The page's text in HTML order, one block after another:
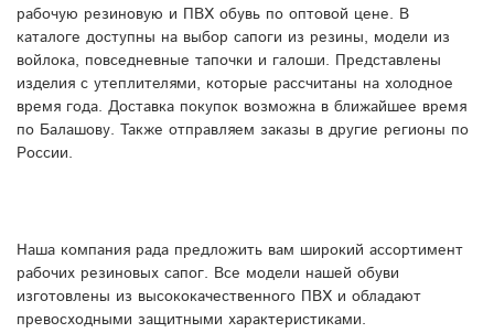
рабочую резиновую и ПВХ обувь по оптовой цене. В
каталоге доступны на выбор сапоги из резины, модели из
войлока, повседневные тапочки и галоши. Представлены
изделия с утеплителями, которые рассчитаны на холодное
время года. Доставка покупок возможна в ближайшее время
по Балашову. Также отправляем заказы в другие регионы по
России.
Наша компания рада предложить вам широкий ассортимент
рабочих резиновых сапог. Все модели нашей обуви
изготовлены из высококачественного ПВХ и обладают
превосходными защитными характеристиками.